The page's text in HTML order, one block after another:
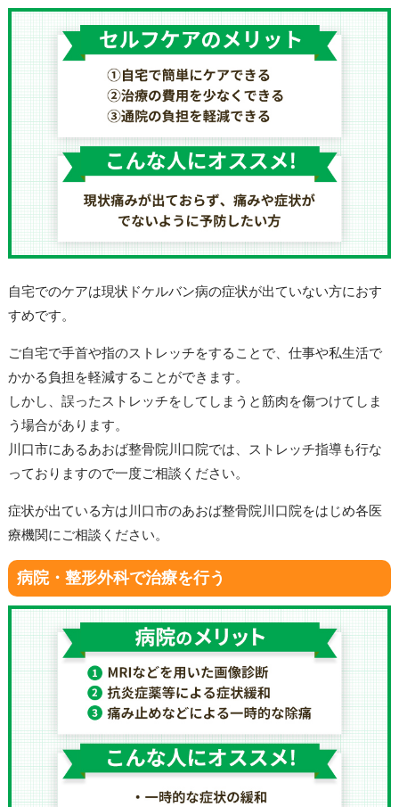
自宅でのケアは現状ドケルバン病の症状が出ていない方におす
すめです。
ご自宅で手首や指のストレッチをすることで、仕事や私生活で
かかる負担を軽減することができます。
しかし、誤ったストレッチをしてしまうと筋肉を傷つけてしま
う場合があります。
川口市にあるあおば整骨院川口院では、ストレッチ指導も行な
っておりますので一度ご相談ください。
症状が出ている方は川口市のあおば整骨院川口院をはじめ各医
療機関にご相談ください。
病院・整形外科で治療を行う